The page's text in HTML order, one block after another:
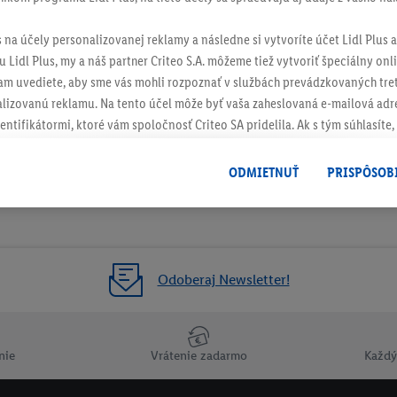
Odoberaj Newsletter!
Vrátenie zadarmo
účely personalizovanej reklamy a následne si vytvoríte účet Lidl Plus
Lidl Plus, my a náš partner Criteo S.A. môžeme tiež vytvoriť špeciálny
uvediete, aby sme vás mohli rozpoznať v službách prevádzkovaných
reklamu. Na tento účel môže byť vaša zaheslovaná e-mailová
ktoré vám spoločnosť Criteo SA pridelila. Ak s tým súhlasíte,
nie jeho zakúpením), sa môžu zobrazovať aj na rôznych zariadeniach a
možno priradiť niekoľko koncových zariadení alebo používanie viacerých
e-mailovej adresy a prípadne ďalších identifikátorov/
" môžete povoliť iba používanie potrebných technológií.
práve kedykoľvek odvolať súhlas s účinnosťou do budúcnosti
.
ODMIETNUŤ